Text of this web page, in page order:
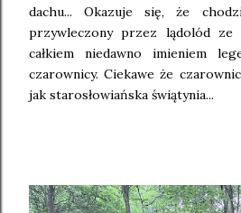
dachu... Okazuje się, że
przywleczony przez lądolód ze
całkiem niedawno imieniem
czarownicy. Ciekawe że
jak starosłowiańska świątynia...